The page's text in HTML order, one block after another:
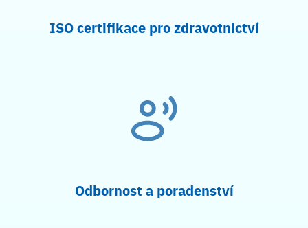
ISO certifikace pro zdravotnictví
Odbornost a poradenství